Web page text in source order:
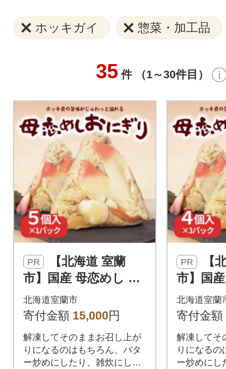
ホッキガイ 惣菜・加工品
35 件 （1～30件目）
PR
市】国産 母恋めし ホ
ッキ貝の炊き込みご
飯のおにぎり(冷凍)5
北海道室蘭市
寄付金額 15,000円
解凍してそのままお召し上が
りになるのはもちろん、バタ
ー炒めにしたり、雑炊にした
PR
市】国
ッキ貝
飯のお
北海道室蘭
寄付金額
解凍してそ
りになるの
ー炒めにし